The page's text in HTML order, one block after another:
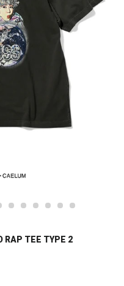
RAP TEE TYPE 2